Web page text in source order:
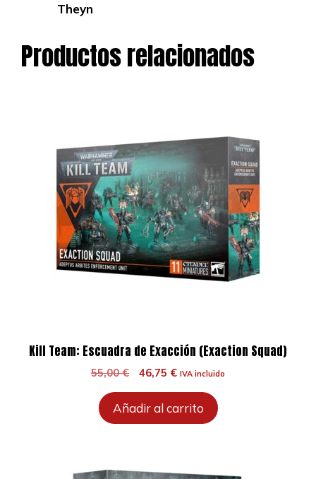
Theyn
Productos relacionados
Kill Team: Escuadra de Exacción (Exaction Squad)
55,00€
El
original
era:
46,75 €El
actual
es:
IVA incluido
Añadir al carrito